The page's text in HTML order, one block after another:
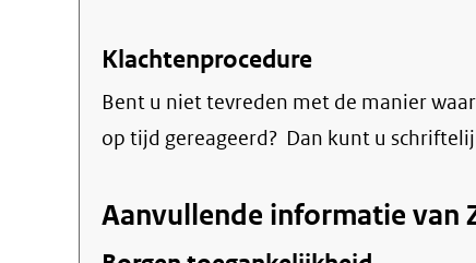
Klachtenprocedure
Bent u niet tevreden met de manier
op tijd gereageerd? Dan kunt u
Aanvullende informatie van